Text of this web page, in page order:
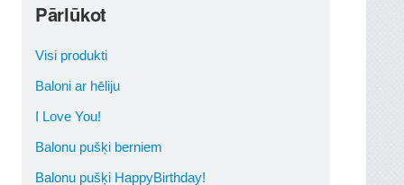
Pārlūkot
Visi produkti
Baloni ar hēliju
I Love You!
Balonu pušķi berniem
Balonu pušķi HappyBirthday!